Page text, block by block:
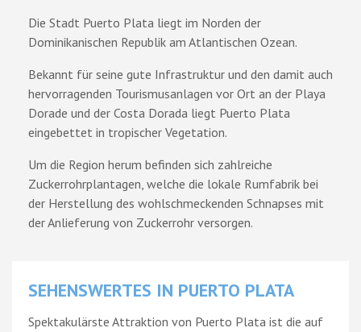
Die Stadt Puerto Plata liegt im Norden der
Dominikanischen Republik am Atlantischen Ozean.
Bekannt für seine gute Infrastruktur und den damit auch
hervorragenden Tourismusanlagen vor Ort an der Playa
Dorade und der Costa Dorada liegt Puerto Plata
eingebettet in tropischer Vegetation.
Um die Region herum befinden sich zahlreiche
Zuckerrohrplantagen, welche die lokale Rumfabrik bei
der Herstellung des wohlschmeckenden Schnapses mit
der Anlieferung von Zuckerrohr versorgen.
SEHENSWERTES IN PUERTO PLATA
Spektakulärste Attraktion von Puerto Plata ist die auf